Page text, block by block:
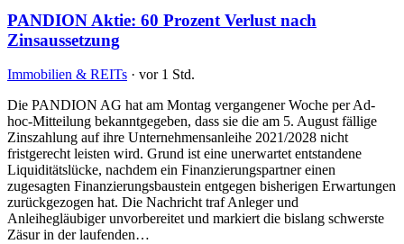
PANDION Aktie: 60 Prozent Verlust nach
Zinsaussetzung
Immobilien & REITs · vor 1 Std.
Die PANDION AG hat am Montag vergangener Woche per Ad-
hoc-Mitteilung bekanntgegeben, dass sie die am 5. August fällige
Zinszahlung auf ihre Unternehmensanleihe 2021/2028 nicht
fristgerecht leisten wird. Grund ist eine unerwartet entstandene
Liquiditätslücke, nachdem ein Finanzierungspartner einen
zugesagten Finanzierungsbaustein entgegen bisherigen Erwartungen
zurückgezogen hat. Die Nachricht traf Anleger und
Anleihegläubiger unvorbereitet und markiert die bislang schwerste
Zäsur in der laufenden…